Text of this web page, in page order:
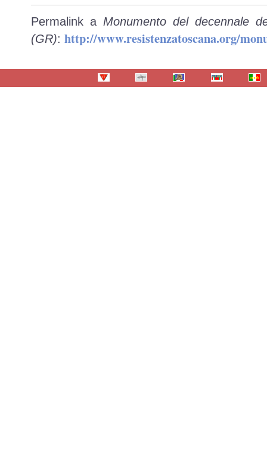
Permalink a Monumento del decennale
(GR): http://www.resistenzatoscana.org/